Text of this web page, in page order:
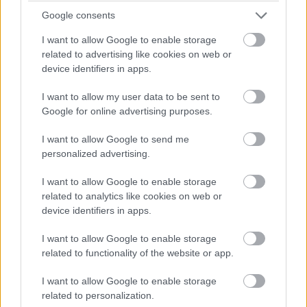
Google consents
I want to allow Google to enable storage
related to advertising like cookies on web or
device identifiers in apps.
I want to allow my user data to be sent to
Google for online advertising purposes.
I want to allow Google to send me
personalized advertising.
I want to allow Google to enable storage
related to analytics like cookies on web or
device identifiers in apps.
I want to allow Google to enable storage
related to functionality of the website or app.
I want to allow Google to enable storage
related to personalization.
Nem is akármilyen szuperhőst alakíthat az
Odaát színésze.
A Comic-Con@Home során a két producer, Seth Rogen
és Evan Goldberg elárulta, hogy az Amazon
a harmadik
sikersorozatához, ráadásul a másodikhoz hasonlóan
megint a premier előtt, amire szeptemberben kerül sor. A
készítők láthatóan nem ülnek a babérjaikon, ugyanis
rögtön beválogattak a szereplőgárdába az Odaát Dean
Winchesterét, és a bejelentő videóból az is kiderült, hogy
A hamarosan búcsúzó Odaát sztárja, Jensen Ackles a